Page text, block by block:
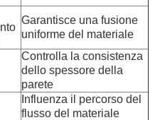
Garantisce una fusione
uniforme del materiale
Controlla la consistenza
dello spessore della
parete
Influenza il percorso del
flusso del materiale